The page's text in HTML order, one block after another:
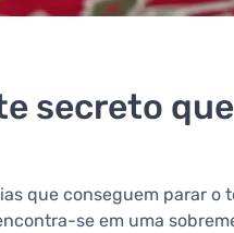
secreto
que conseguem parar o
se em uma